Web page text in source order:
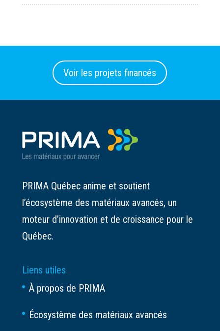
Voir les projets financés
PRIMA Québec anime et soutient
l’écosystème des matériaux avancés, un
moteur d’innovation et de croissance pour le
Québec.
Liens utiles
À propos de PRIMA
Écosystème des matériaux avancés